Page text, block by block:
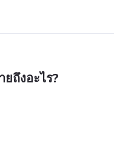
ถึงอะไร?